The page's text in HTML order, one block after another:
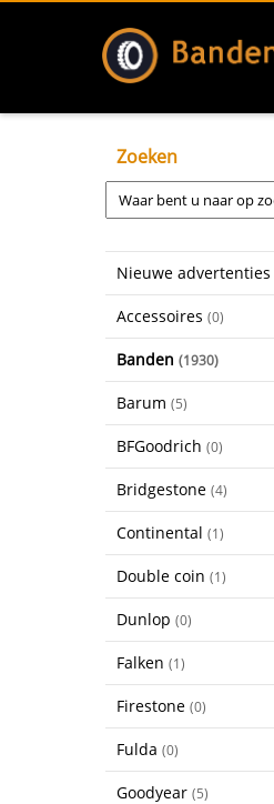
Zoeken
Nieuwe advertenties
Accessoires (0)
Banden (1930)
Barum (5)
BFGoodrich (0)
Bridgestone (4)
Continental (1)
Double coin (1)
Dunlop (0)
Falken (1)
Firestone (0)
Fulda (0)
Goodyear (5)